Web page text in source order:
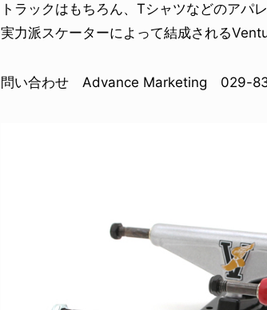
トラックはもちろん、Tシャツなどのアパ
実力派スケーターによって結成される
問い合わせ Advance Marketing 029-